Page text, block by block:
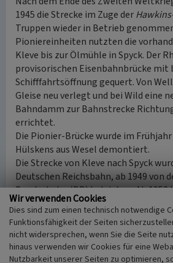
1945 die Strecke im Zuge der
Truppen wieder in Betrieb
Pioniereinheiten nutzten die
Kleve bis zur Ölmühle in Spyck. Der
provisorischen Eisenbahnbrücke mit
Schifffahrtsöffnung gequert. Von
Gleise neu verlegt und bei Wild eine
Bahndamm zur Bahnstrecke
errichtet.
Die Pionier-Brücke wurde im
Hülskens aus Wesel demontiert.
Die Strecke von Kleve nach Spyck
Deutschen Reichsbahn, ab 1949 von
Bundesbahn (DB) betrieben. Ab 1952
Schienenbusse und Diesellokomotiven
Güterverkehr zum Einsatz. 1960
Personenverkehr von Kleve bis Spyck
Rheinhochwasser jedoch wurde
Personenverkehr angeboten, da
Wir verwenden Cookies
Dies sind zum einen technisch notwendige
Funktionsfähigkeit der Seiten
nicht widersprechen, wenn Sie die Seite
hinaus verwenden wir Cookies für eine
Nutzbarkeit unserer Seiten zu optimieren,